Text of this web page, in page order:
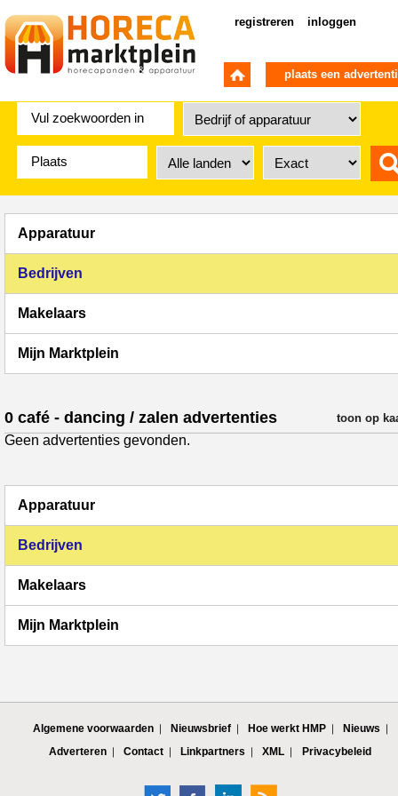
registreren inloggen
plaats een
Apparatuur
Bedrijven
Makelaars
Mijn Marktplein
0 café - dancing / zalen advertenties verfijn
toon op
Geen advertenties gevonden.
Apparatuur
Bedrijven
Makelaars
Mijn Marktplein
Algemene voorwaarden Nieuwsbrief Hoe werkt HMP
Nieuws
Adverteren
Contact Linkpartners XML Privacybeleid